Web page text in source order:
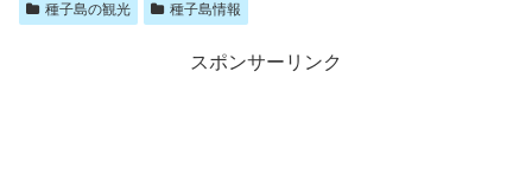
種子島の観光 種子島情報
スポンサーリンク